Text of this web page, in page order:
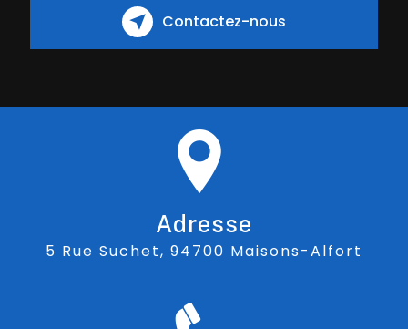
Contactez-nous
Adresse
5 Rue Suchet, 94700 Maisons-Alfort